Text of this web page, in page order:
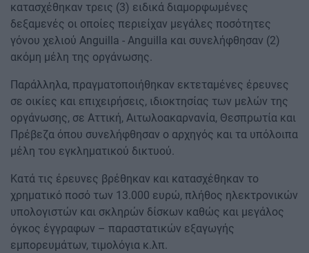
κατασχέθηκαν τρεις (3) ειδικά διαμορφωμένες
δεξαμενές οι οποίες περιείχαν μεγάλες ποσότητες
γόνου χελιού Anguilla - Anguilla και συνελήφθησαν (2)
ακόμη μέλη της οργάνωσης.
Παράλληλα, πραγματοποιήθηκαν εκτεταμένες έρευνες
σε οικίες και επιχειρήσεις, ιδιοκτησίας των μελών της
οργάνωσης, σε Αττική, Αιτωλοακαρνανία, Θεσπρωτία και
Πρέβεζα όπου συνελήφθησαν ο αρχηγός και τα υπόλοιπα
μέλη του εγκληματικού δικτυού.
Κατά τις έρευνες βρέθηκαν και κατασχέθηκαν το
χρηματικό ποσό των 13.000 ευρώ, πλήθος ηλεκτρονικών
υπολογιστών και σκληρών δίσκων καθώς και μεγάλος
όγκος έγγραφων – παραστατικών εξαγωγής
εμπορευμάτων, τιμολόγια κ.λπ.